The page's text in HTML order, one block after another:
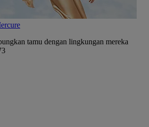
tamu dengan lingkungan mereka